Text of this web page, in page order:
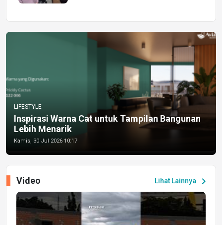
LIFESTYLE
Inspirasi Warna Cat untuk Tampilan Bangunan
Lebih Menarik
Kamis, 30 Jul 2026 10:17
Lihat Lainnya chevron_right
Video